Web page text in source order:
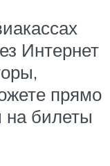
Интернет
прямо
на билеты